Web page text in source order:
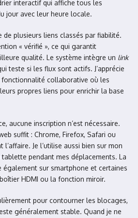
interactif qui affiche tous les
jour avec leur heure locale.
de plusieurs liens classés par fiabilité.
« vérifié », ce qui garantit
qualité. Le système intègre un link
teste si les flux sont actifs. J’apprécie
collaborative où les
propres liens pour enrichir la base
aucune inscription n’est nécessaire.
suffit : Chrome, Firefox, Safari ou
Je l’utilise aussi bien sur mon
pendant mes déplacements. La
sur smartphone et certaines
HDMI ou la fonction miroir.
pour contourner les blocages,
généralement stable. Quand je ne